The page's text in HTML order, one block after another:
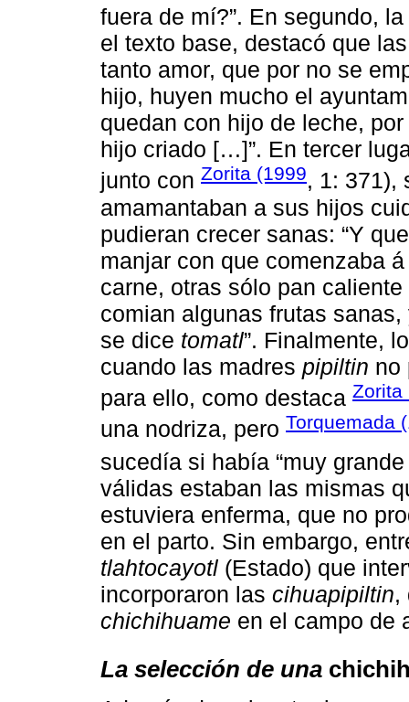
fuera de mí?”. En segundo,
el texto base, destacó que
tanto amor, que por no se
hijo, huyen mucho el
quedan con hijo de leche,
hijo criado […]”. En tercer
junto con Zorita (1999, 1: 371),
amamantaban a sus hijos
pudieran crecer sanas: “Y
manjar con que comenzaba
carne, otras sólo pan
comian algunas frutas
se dice tomatl”. Finalmente,
cuando las madres pipiltin no
para ello, como destaca Zorita
una nodriza, pero Torquemada
sucedía si había “muy
válidas estaban las mismas
estuviera enferma, que no
en el parto. Sin embargo,
tlahtocayotl (Estado) que
incorporaron las cihuapipiltin,
chichihuame en el campo de
La selección de una